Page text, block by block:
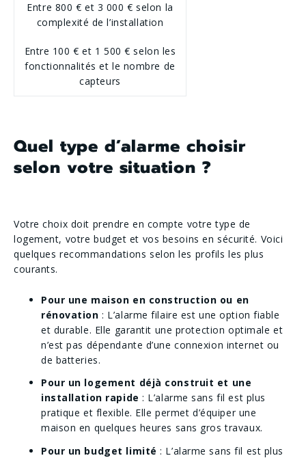
Entre 800 € et 3 000 € selon la
complexité de l’installation
Entre 100 € et 1 500 € selon les
fonctionnalités et le nombre de
capteurs
Quel type d’alarme choisir
selon votre situation ?
Votre choix doit prendre en compte votre type de
logement, votre budget et vos besoins en sécurité. Voici
quelques recommandations selon les profils les plus
courants.
Pour une maison en construction ou en
rénovation : L’alarme filaire est une option fiable
et durable. Elle garantit une protection optimale et
n’est pas dépendante d’une connexion internet ou
de batteries.
Pour un logement déjà construit et une
installation rapide : L’alarme sans fil est plus
pratique et flexible. Elle permet d’équiper une
maison en quelques heures sans gros travaux.
Pour un budget limité : L’alarme sans fil est plus